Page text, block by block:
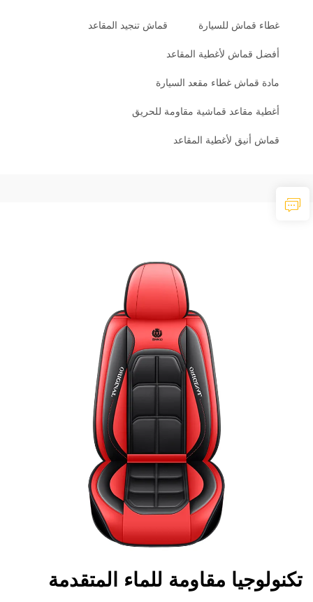
غطاء قماش للسيارة قماش تنجيد المقاعد
أفضل قماش لأغطية المقاعد
مادة قماش غطاء مقعد السيارة
أغطية مقاعد قماشية مقاومة للحريق
قماش أنيق لأغطية المقاعد
تكنولوجيا مقاومة للماء المتقدمة